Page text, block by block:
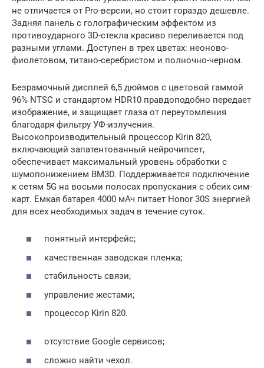
не отличается от Pro-версии, но стоит гораздо дешевле.
Задняя панель с голографическим эффектом из
противоударного 3D-стекла красиво переливается под
разными углами. Доступен в трех цветах: неоново-
фиолетовом, титано-серебристом и полночно-черном.
Безрамочный дисплей 6,5 дюймов с цветовой гаммой
96% NTSC и стандартом HDR10 правдоподобно передает
изображение, и защищает глаза от переутомления
благодаря фильтру УФ-излучения.
Высокопроизводительный процессор Kirin 820,
включающий запатентованный нейрочипсет,
обеспечивает максимальный уровень обработки с
шумопонижением BM3D. Поддерживается подключение
к сетям 5G на восьми полосах пропускания с обеих сим-
карт. Емкая батарея 4000 мАч питает Honor 30S энергией
для всех необходимых задач в течение суток.
понятный интерфейс;
качественная заводская пленка;
стабильность связи;
управление жестами;
процессор Kirin 820.
отсутствие Google сервисов;
сложно найти чехол.